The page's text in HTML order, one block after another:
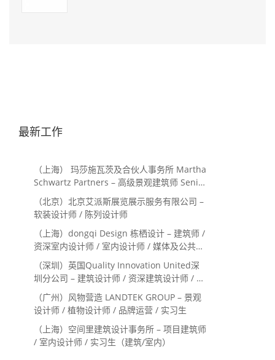
最新工作
（上海） 玛莎施瓦茨及合伙人事务所 Martha
Schwartz Partners – 高级景观建筑师 Senior
Landscape Designer / 景观建筑师
Landscape Designer
（北京）北京艾派斯展览展示服务有限公司 –
软装设计师 / 陈列设计师
（上海）dongqi Design 栋栖设计 – 建筑师 /
资深室内设计师 / 室内设计师 / 媒体及公共关
系主管 / 设计实习生（常年招聘）
（深圳）英国Quality Innovation United深
圳分公司 – 建筑设计师 / 资深建筑设计师 / 室
内设计师 / 设计实习生
（广州）风物营造 LANDTEK GROUP – 景观
设计师 / 植物设计师 / 品牌运营 / 实习生
（上海）空间里建筑设计事务所 – 项目建筑师
/ 室内设计师 / 实习生（建筑/室内）